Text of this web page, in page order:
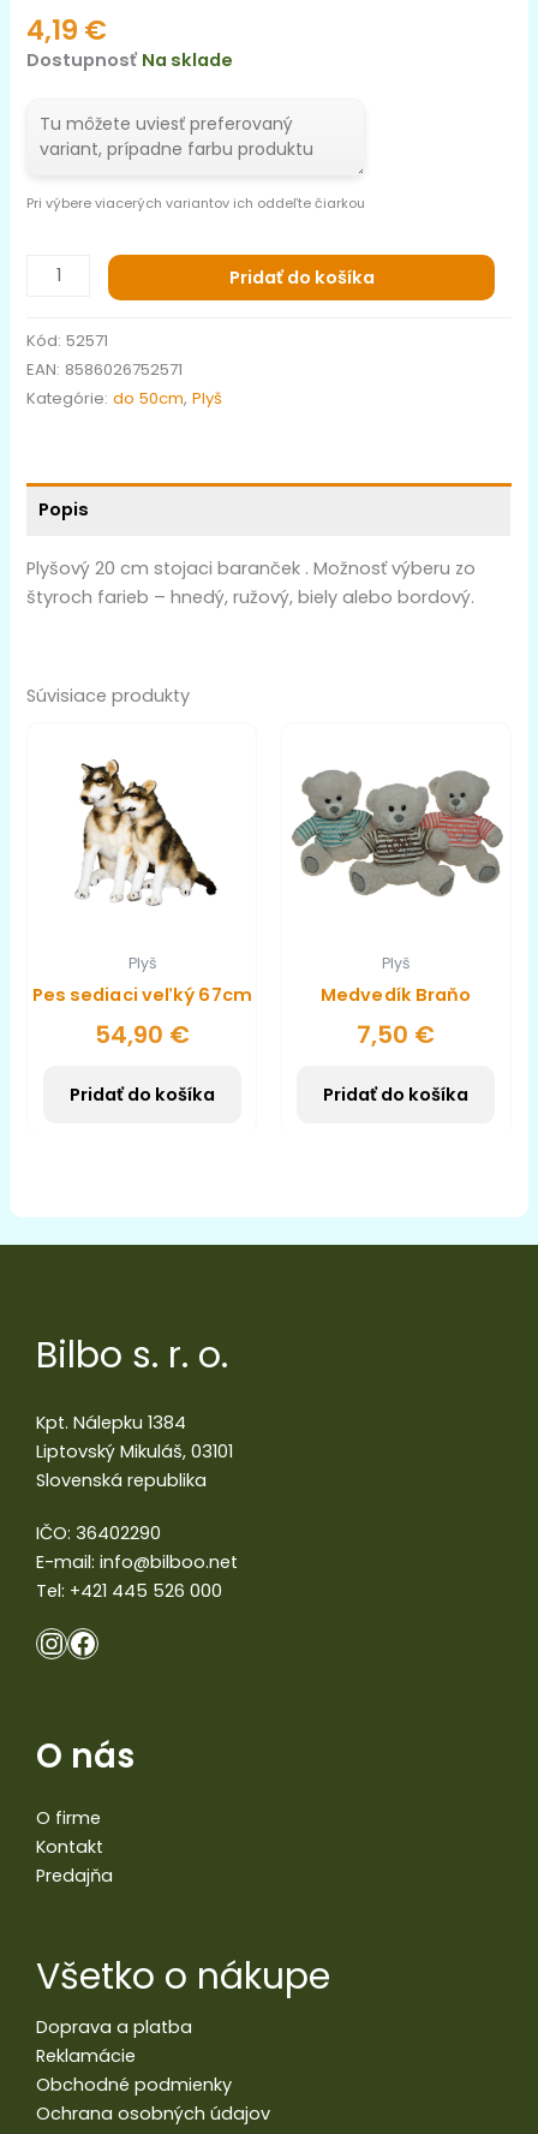
4,19 €
Dostupnosť Na sklade
Pri výbere viacerých variantov ich oddeľte čiarkou
Pridať do košíka
Kód:52571
EAN: 8586026752571
Kategórie:do 50cm,Plyš
Popis
Plyšový 20 cm stojaci baranček . Možnosť výberu zo
štyroch farieb – hnedý, ružový, biely alebo bordový.
Súvisiace produkty
Plyš
Pes sediaci veľký 67cm
54,90 €
Pridať do košíka
Plyš
Medvedík Braňo
7,50 €
Pridať do košíka
Bilbo s. r. o.
Kpt. Nálepku 1384
Liptovský Mikuláš, 03101
Slovenská republika
IČO: 36402290
E-mail: info@bilboo.net
Tel: +421 445 526 000
O nás
O firme
Kontakt
Predajňa
Všetko o nákupe
Doprava a platba
Reklamácie
Obchodné podmienky
Ochrana osobných údajov